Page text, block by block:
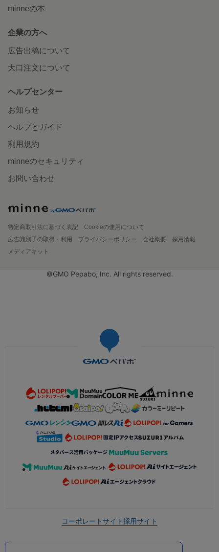
minneの本
企業の方へ
広告出稿について
大口注文について
ヘルプセンター
お知らせ
ヘルプとガイド
利用規約
minneのセキュリティ
お問い合わせ
特定商取引法に基づく表記
Cookieの使用について
広告識別子の取得・利用
プライバシーポリシー 会社概要
採用情報
メディアキット
©GMO Pepabo, Inc. All rights reserved.
コーポレートサイト採用サイト